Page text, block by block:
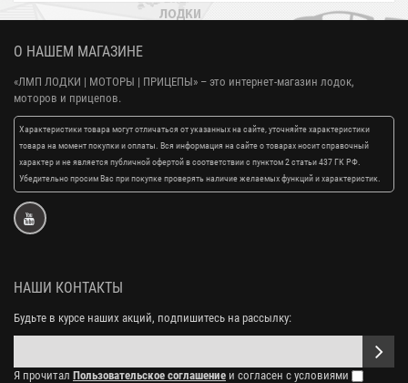
О НАШЕМ МАГАЗИНЕ
«ЛМП ЛОДКИ | МОТОРЫ | ПРИЦЕПЫ» – это интернет-магазин лодок,
моторов и прицепов.
Характеристики товара могут отличаться от указанных на сайте, уточняйте характеристики
товара на момент покупки и оплаты. Вся информация на сайте о товарах носит справочный
характер и не является публичной офертой в соответствии с пунктом 2 статьи 437 ГК РФ.
Убедительно просим Вас при покупке проверять наличие желаемых функций и характеристик.
НАШИ КОНТАКТЫ
Будьте в курсе наших акций, подпишитесь на рассылку:
Я прочитал Пользовательское соглашение и согласен с условиями